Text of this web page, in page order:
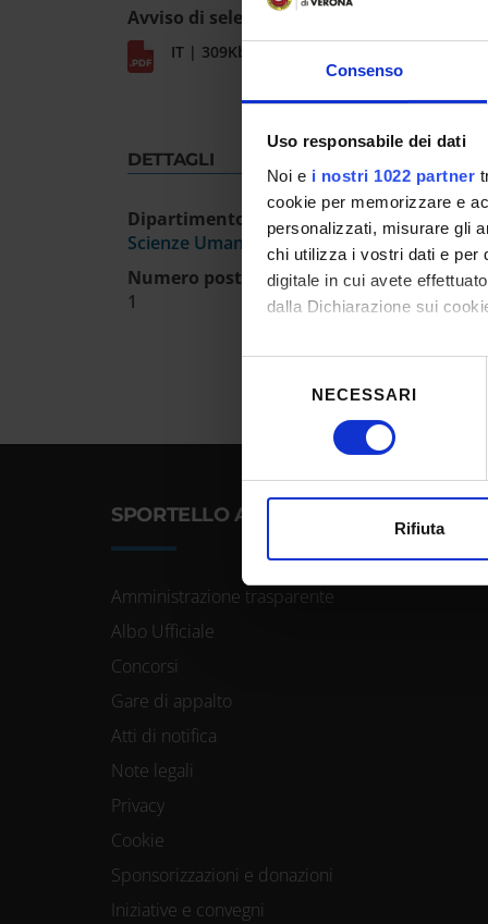
Consenso
Uso responsabile dei dati
Noi e i nostri 1022 partner
cookie per memorizzare e
personalizzati, misurare gli
chi utilizza i vostri dati e per
digitale in cui avete
dalla Dichiarazione sui
Con il tuo consenso,
raccogliere
Approfondisci come
Utilizziamo i cookie per
che hanno raccolto dal tuo
NECESSARI
Rifiuta
Avviso di selezione pubblica - Tutor d'aula
IT | 309Kb
DETTAGLI
Dipartimento
Scienze Umane
Numero posti
1
SPORTELLO ATENEO
Amministrazione trasparente
Albo Ufficiale
Concorsi
Gare di appalto
Atti di notifica
Note legali
Privacy
Cookie
Sponsorizzazioni e donazioni
Iniziative e convegni